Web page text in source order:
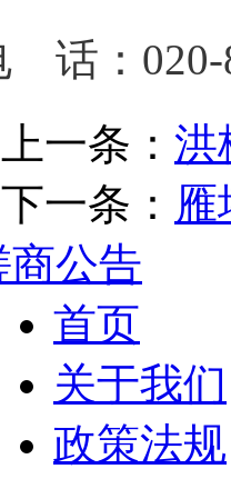
话：020-
上一条： 洪
下一条：
商公告
首页
关于我们
政策法规